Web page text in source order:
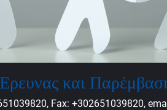
Έρευνας και
Fax: +302651039820,